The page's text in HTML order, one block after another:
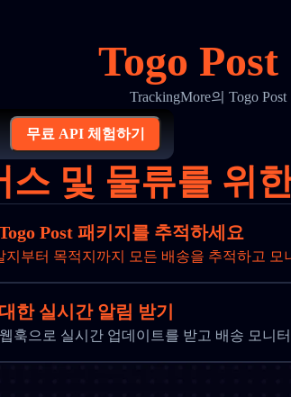
Togo
TrackingMore의 Togo
무료 API 체험하기
스 및 물류를 위
Post 패키지를 추적하세요
부터 목적지까지 모든 배송을 추적하고 모
한 실시간 알림 받기
훅으로 실시간 업데이트를 받고 배송 모니